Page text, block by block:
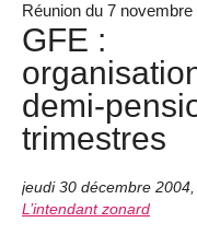
Réunion du 7 novembre
GFE :
demi-
trimestres
jeudi 30 décembre 2004
L’intendant zonard